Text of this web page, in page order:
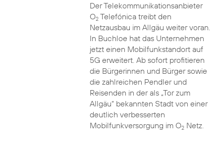
Der Telekommunikationsanbieter
O2Telefónica treibt den
Netzausbau im Allgäu weiter voran.
In Buchloe hat das Unternehmen
jetzt einen Mobilfunkstandort auf
5G erweitert. Ab sofort profitieren
die Bürgerinnen und Bürger sowie
die zahlreichen Pendler und
Reisenden in der als „Tor zum
Allgäu“ bekannten Stadt von einer
deutlich verbesserten
Mobilfunkversorgung im O2Netz.